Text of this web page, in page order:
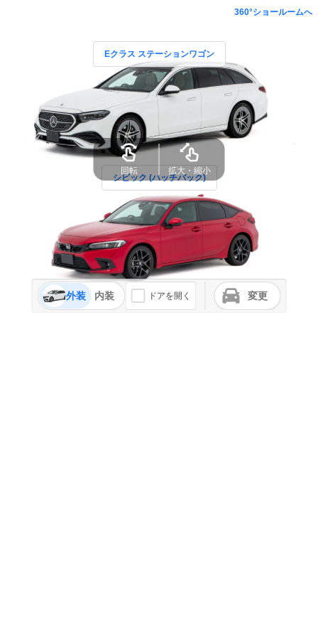
360°ショールームへ
Eクラス ステーションワゴン
シビック (ハッチバック)
外装 内装 ドアを開く 変更
回転 拡大・縮小